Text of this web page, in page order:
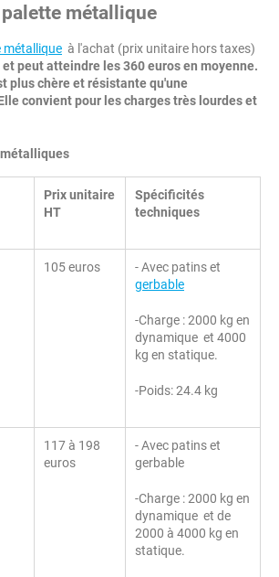
métallique
métallique à l'achat (prix unitaire hors taxes)
peut atteindre les 360 euros en moyenne.
plus chère et résistante qu'une
convient pour les charges très lourdes et
Prix unitaire
HT
Spécificités
techniques
105 euros
- Avec patins et
gerbable
-Charge : 2000 kg en
dynamique et 4000
kg en statique.
-Poids: 24.4 kg
117 à 198
euros
- Avec patins et
gerbable
-Charge : 2000 kg en
dynamique et de
2000 à 4000 kg en
statique.